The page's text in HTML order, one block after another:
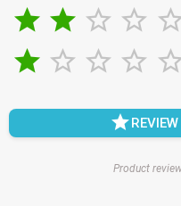
   
   

Product